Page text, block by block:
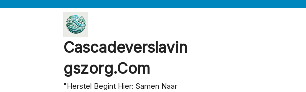
Cascadeverslavin
Gszorg.com
"Herstel Begint Hier: Samen Naar